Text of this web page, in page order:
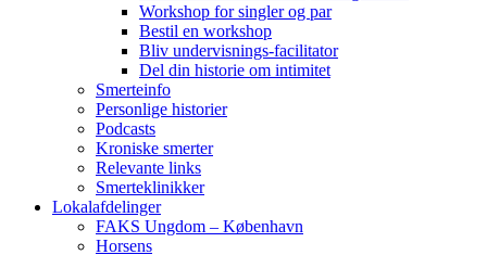
Workshop for singler og par
Bestil en workshop
Bliv undervisnings-facilitator
Del din historie om intimitet
Smerteinfo
Personlige historier
Podcasts
Kroniske smerter
Relevante links
Smerteklinikker
Lokalafdelinger
FAKS Ungdom – København
Horsens